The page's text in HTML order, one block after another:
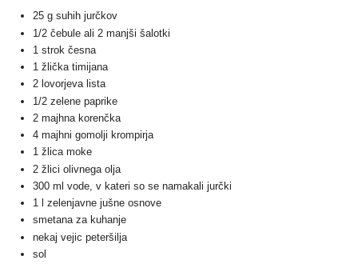
25 g suhih jurčkov
1/2 čebule ali 2 manjši šalotki
1 strok česna
1 žlička timijana
2 lovorjeva lista
1/2 zelene paprike
2 majhna korenčka
4 majhni gomolji krompirja
1 žlica moke
2 žlici olivnega olja
300 ml vode, v kateri so se namakali jurčki
1 l zelenjavne jušne osnove
smetana za kuhanje
nekaj vejic peteršilja
sol